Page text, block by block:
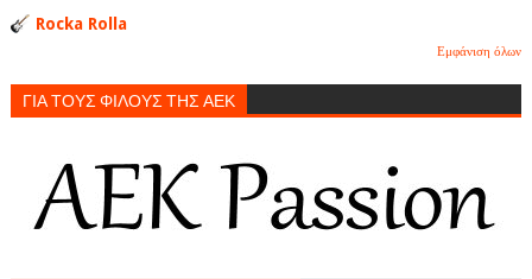
Rocka Rolla
Εμφάνιση όλων
ΓΙΑ ΤΟΥΣ ΦΙΛΟΥΣ ΤΗΣ ΑΕΚ